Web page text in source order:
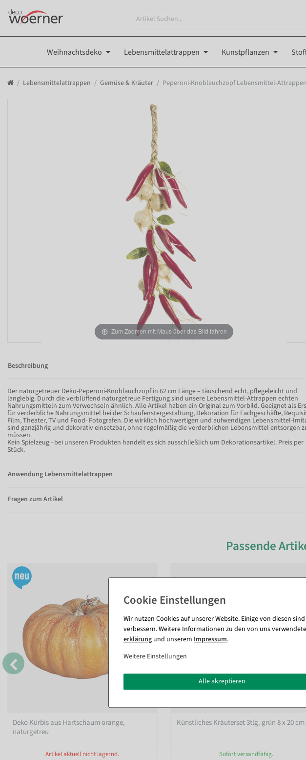
Weihnachtsdeko Lebensmittelattrappen Kunstpflanzen
Lebensmittelattrappen Gemüse & Kräuter Peperoni-Knoblauchzopf Lebensmittel-
Zum Zoomen mit Maus über das Bild fahren
Beschreibung
Der naturgetreuer Deko-Peperoni-Knoblauchzopf in 62 cm Länge – täuschend echt, pflegeleicht und
langlebig. Durch die verblüffend naturgetreue Fertigung sind unsere Lebensmittel-Attrappen echten
Nahrungsmitteln zum Verwechseln ähnlich. Alle Artikel haben ein Original zum Vorbild. Geeignet als
für verderbliche Nahrungsmittel bei der Schaufenstergestaltung, Dekoration für Fachgeschäfte,
Film, Theater, TV und Food- Fotografen. Die wirklich hochwertigen und aufwendigen Lebensmittel-
sind ganzjährig und dekorativ einsetzbar, ohne regelmäßig die verderblichen Lebensmittel entsorgen
müssen.
Kein Spielzeug - bei unseren Produkten handelt es sich ausschließlich um Dekorationsartikel. Preis per
Stück.
Anwendung Lebensmittelattrappen
Fragen zum Artikel
Passende
Deko Kürbis aus Hartschaum orange,
naturgetreu
Artikel aktuell nicht lagernd.
Künstliches Kräuterset 3tlg. grün 8 x 20 cm
Sofort versandfähig.
Wir nutzen Cookies auf unserer Website. Einige von diesen
verbessern. Weitere Informationen zu den von uns
erklärung und unserem Impressum.
Weitere Einstellungen
Alle akzeptieren